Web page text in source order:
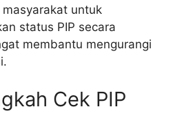
untuk
status PIP secara
membantu mengurangi
Cek PIP